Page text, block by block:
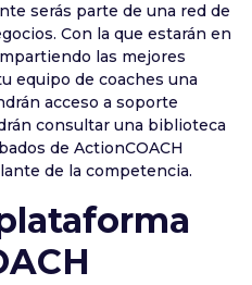
serás parte de una red de
Con la que estarán en
las mejores
equipo de coaches una
acceso a soporte
consultar una biblioteca
de ActionCOACH
de la competencia.